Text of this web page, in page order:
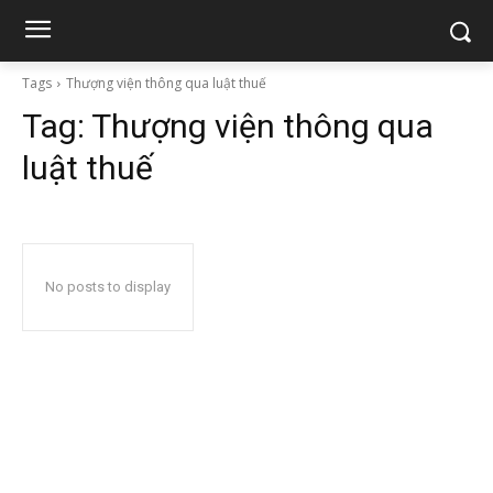
Tags Thượng viện thông qua luật thuế
Tag: Thượng viện thông qua
luật thuế
No posts to display